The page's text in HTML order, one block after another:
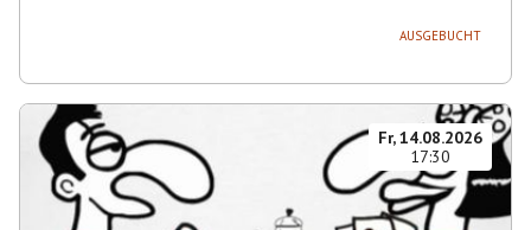
AUSGEBUCHT
Fr, 14.08.2026
17:30